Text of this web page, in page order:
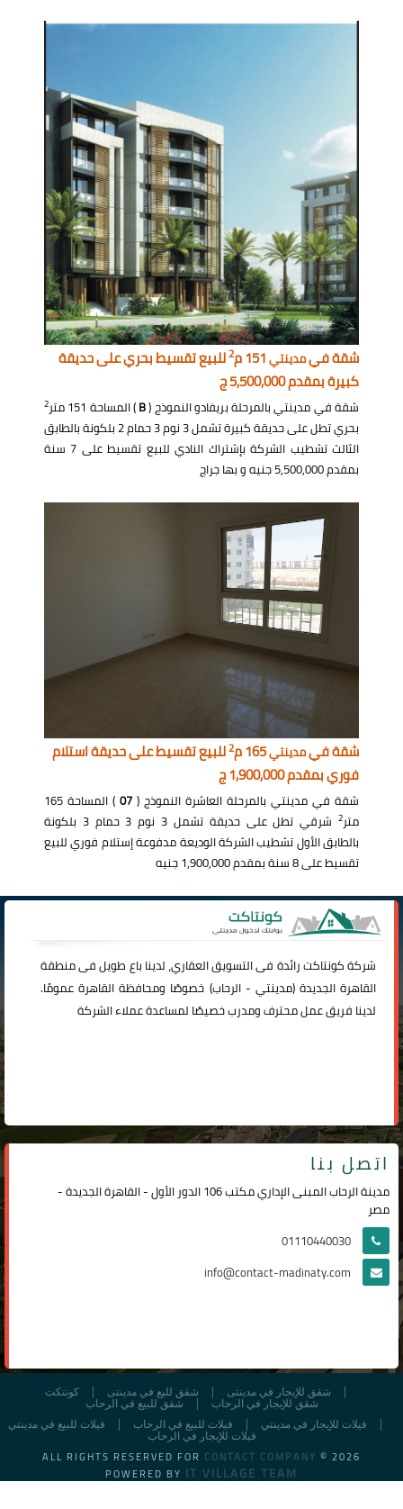
شقة فيمدينتي 2للبيع تقسيط بحري على حديقة
كبيرة بمقدم 5,500,000 ج
شقة في مدينتي بالمرحلة بريفادو النموذج (B) المساحة 151 متر 2
بحري تطل على حديقة كبيرة تشمل 3 نوم 3 حمام 2 بلكونة بالطابق
الثالث تشطيب الشركة بإشتراك النادي للبيع تقسيط على 7 سنة
بمقدم 5,500,000 جنيه و بها جراچ
شقة فيمدينتي165 م 2للبيع تقسيط على حديقة استلام
فوري بمقدم 1,900,000 ج
شقة في مدينتي بالمرحلة العاشرة النموذج ( 07
) المساحة 165
متر2
شرقي تطل على حديقة تشمل 3 نوم 3 حمام 3 بلكونة
بالطابق الأول تشطيب الشركة الوديعة مدفوعة إستلام فوري للبيع
تقسيط على 8 سنة بمقدم 1,900,000 جنيه
شركةكونتاكترائدة فى التسويق العقاري، لدينا باع طويل فى منطقة
القاهرة الجديدة (مدينتي -الرحاب) خصوصًا ومحافظة القاهرة عمومًا.
لدينا فريق عمل محترف ومدرب خصيصًا لمساعدة عملاء الشركة
اتصل بنا
مدينة الرحاب المبنى الإداري مكتب 106 الدور الأول - القاهرة الجديدة -
مصر
01110440030
info@contact-madinaty.com
كونتكت شقق لليع في مدينتى
شقق للإيجار في مدينتى
شقق للبيع في الرحاب
شقق للإيجار في الرحاب
فيلات للبيع في مدينتي
فيلات للبيع في الرحاب
فيلات للإيجار في مدينتي
فيلات للإيجار في الرحاب
ALL RIGHTS RESERVED FOR CONTACT COMPANY © 2026
POWERED BY IT VILLAGE TEAM